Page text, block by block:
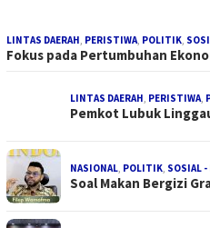
LINTAS DAERAH PERISTIWA POLITIK
Fokus pada Pertumbuhan
LINTAS DAERAH PERISTIWA
Pemkot Lubuk
NASIONAL POLITIK SOSIAL -
Soal Makan Bergizi